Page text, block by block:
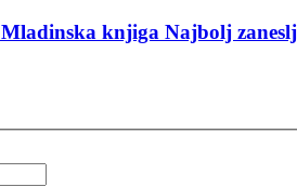
Mladinska knjiga Najbolj